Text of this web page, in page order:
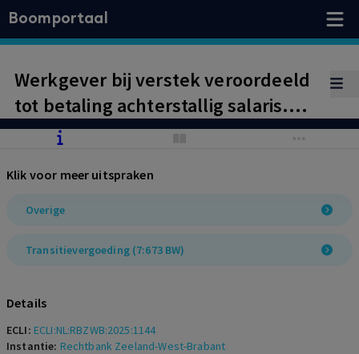
Boomportaal
Werkgever bij verstek veroordeeld
tot betaling achterstallig salaris.
Afwijzing transitievergoeding, nu
er geen sprake is van ernstig
verwijtbaar handelen van
Klik voor meer uitspraken
Overige
Transitievergoeding (7:673 BW)
Details
ECLI: ECLI:NL:RBZWB:2025:1144
Instantie: Rechtbank Zeeland-West-Brabant